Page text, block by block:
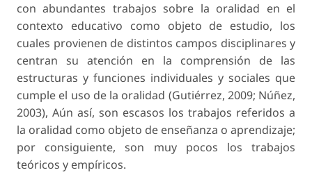
con abundantes trabajos sobre la oralidad en el
contexto educativo como objeto de estudio, los
cuales provienen de distintos campos disciplinares y
centran su atención en la comprensión de las
estructuras y funciones individuales y sociales que
cumple el uso de la oralidad (Gutiérrez, 2009; Núñez,
2003), Aún así, son escasos los trabajos referidos a
la oralidad como objeto de enseñanza o aprendizaje;
por consiguiente, son muy pocos los trabajos
teóricos y empíricos.